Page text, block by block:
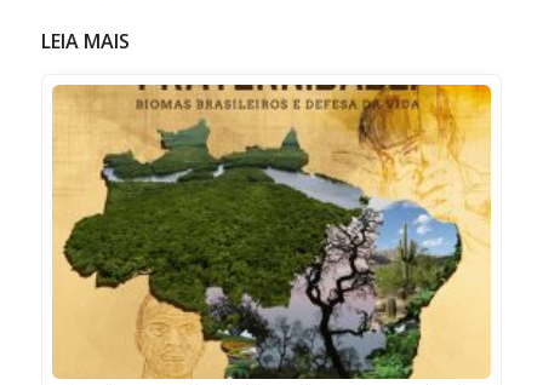
LEIA MAIS